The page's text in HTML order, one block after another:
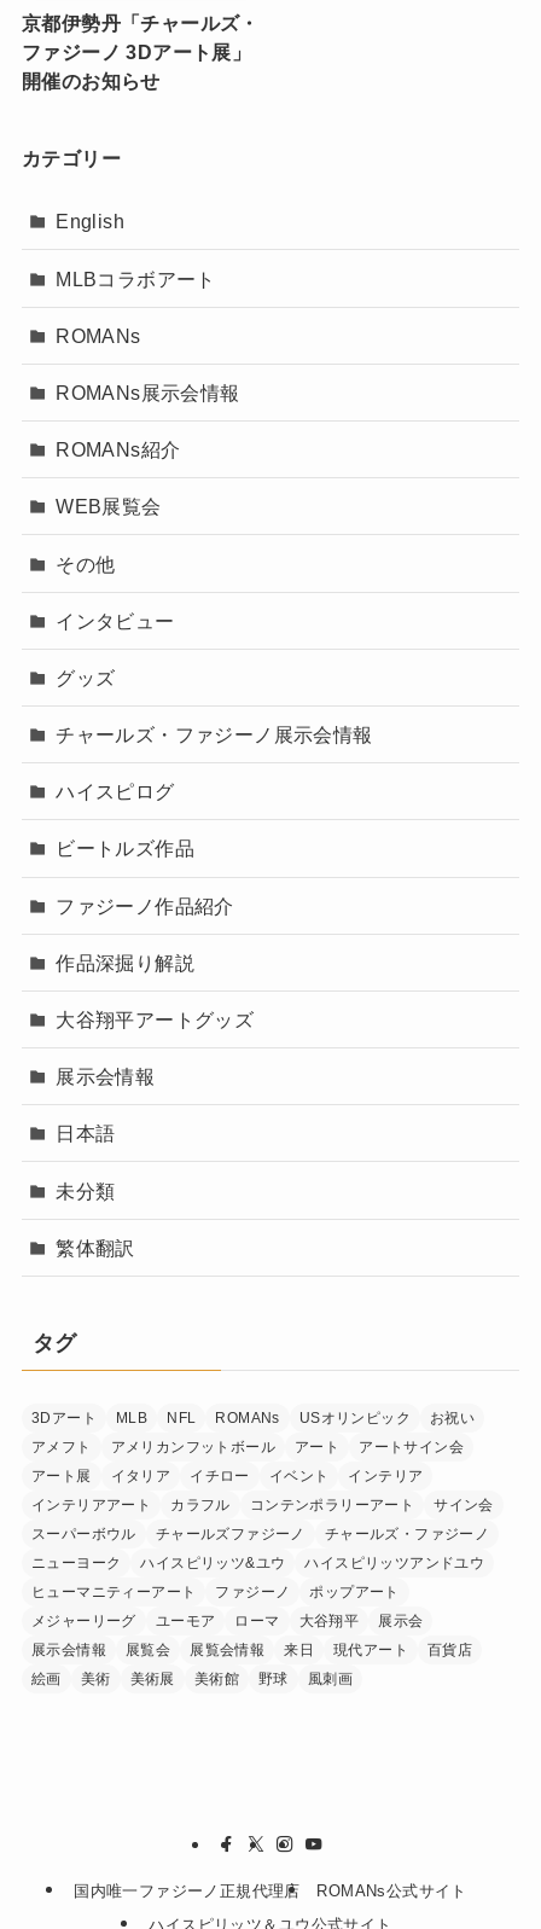
京都伊勢丹「チャールズ・
ファジーノ 3Dアート展」
開催のお知らせ
カテゴリー
English
MLBコラボアート
ROMANs
ROMANs展示会情報
ROMANs紹介
WEB展覧会
その他
インタビュー
グッズ
チャールズ・ファジーノ展示会情報
ハイスピログ
ビートルズ作品
ファジーノ作品紹介
作品深掘り解説
大谷翔平アートグッズ
展示会情報
日本語
未分類
繁体翻訳
タグ
3Dアート MLB NFL ROMANs USオリンピック
お祝い
アメフト
アメリカンフットボール アート
アートサイン会
アート展
イタリア イチロー イベント
インテリア
インテリアアート
カラフル コンテンポラリーアート
サイン会
スーパーボウル
チャールズファジーノ
チャールズ・ファジーノ
ニューヨーク
ハイスピリッツ&ユウ
ハイスピリッツアンドユウ
ヒューマニティーアート
ファジーノ
ポップアート
メジャーリーグ
ユーモア ローマ 大谷翔平
展示会
展示会情報
展覧会 展覧会情報 来日 現代アート
百貨店
絵画
美術 美術展 美術館 野球 風刺画
国内唯一ファジーノ正規代理店
ROMANs公式サイト
ハイスピリッツ＆ユウ公式サイト